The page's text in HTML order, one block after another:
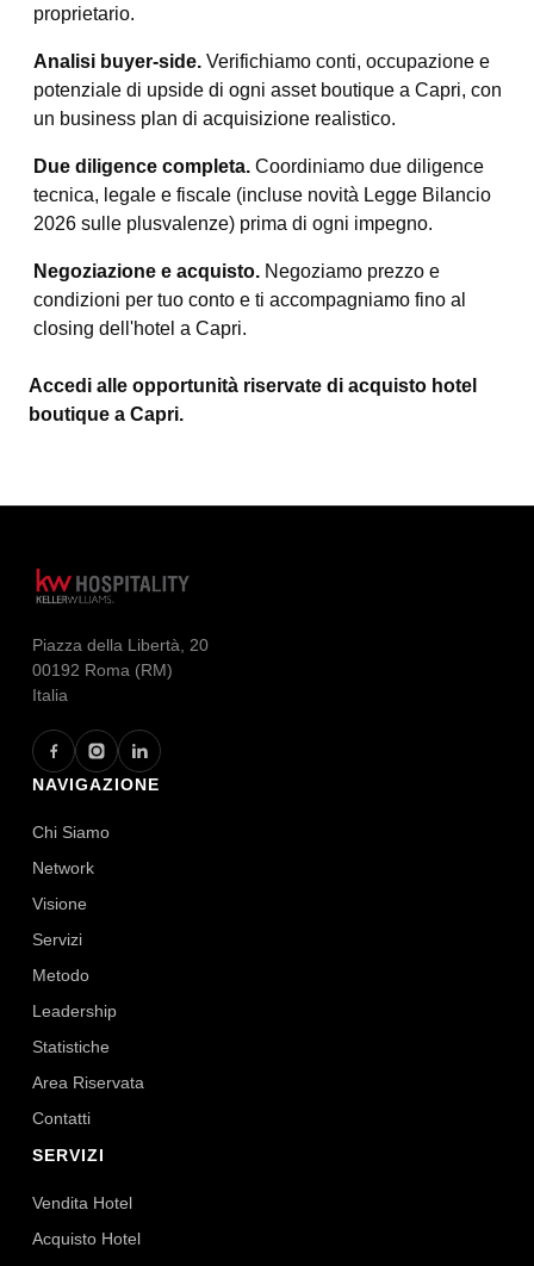
proprietario.
Analisi buyer-side. Verifichiamo conti, occupazione e
potenziale di upside di ogni asset boutique a Capri, con
un business plan di acquisizione realistico.
Due diligence completa. Coordiniamo due diligence
tecnica, legale e fiscale (incluse novità Legge Bilancio
2026 sulle plusvalenze) prima di ogni impegno.
Negoziazione e acquisto. Negoziamo prezzo e
condizioni per tuo conto e ti accompagniamo fino al
closing dell'hotel a Capri.
Accedi alle opportunità riservate di acquisto hotel
boutique a Capri.
Piazza della Libertà, 20
00192 Roma (RM)
Italia
NAVIGAZIONE
Chi Siamo
Network
Visione
Servizi
Metodo
Leadership
Statistiche
Area Riservata
Contatti
SERVIZI
Vendita Hotel
Acquisto Hotel